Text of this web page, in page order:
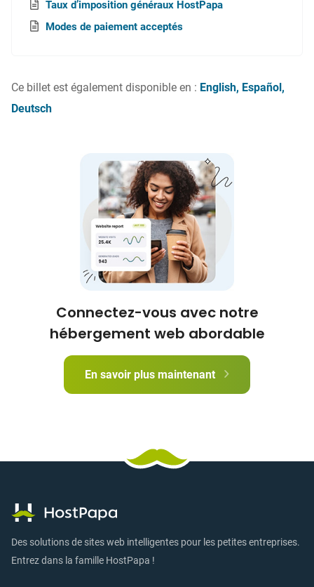
Taux d’imposition généraux HostPapa
Modes de paiement acceptés
Ce billet est également disponible en : English Español
Deutsch
Connectez-vous avec notre
hébergement web abordable
En savoir plus maintenant
Des solutions de sites web intelligentes pour les petites entreprises.
Entrez dans la famille HostPapa !